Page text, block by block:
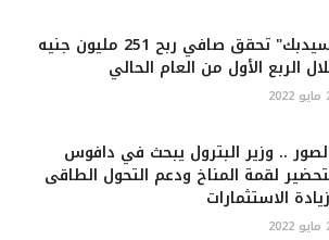
"سيدبك" تحقق صافي ربح 251 مليون جنيه
الربع الأول من العام الحالي
.. وزير البترول يبحث في دافوس
لقمة المناخ ودعم التحول الطاقى
الاستثمارات